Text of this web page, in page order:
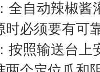
自动辣椒酱
时必须要有可
照输送台上